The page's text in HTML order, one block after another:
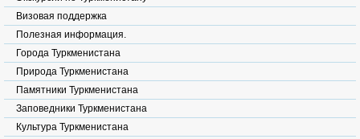
Визовая поддержка
Полезная информация.
Города Туркменистана
Природа Туркменистана
Памятники Туркменистана
Заповедники Туркменистана
Культура Туркменистана